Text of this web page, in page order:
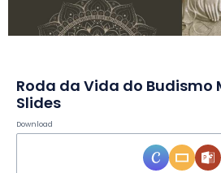
Roda da Vida do
Slides
Download